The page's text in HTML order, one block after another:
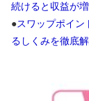
続けると収益が
●スワップポイン
るしくみを徹底解